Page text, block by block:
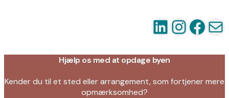
LinkedIn
Hjælp os med at opdage byen
Kender du til et sted eller arrangement, som fortjener mere
opmærksomhed?